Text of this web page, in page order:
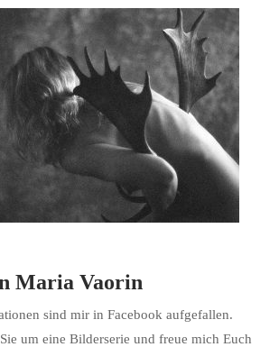
Maria Vaorin
sind mir in Facebook aufgefallen.
um eine Bilderserie und freue mich Euch